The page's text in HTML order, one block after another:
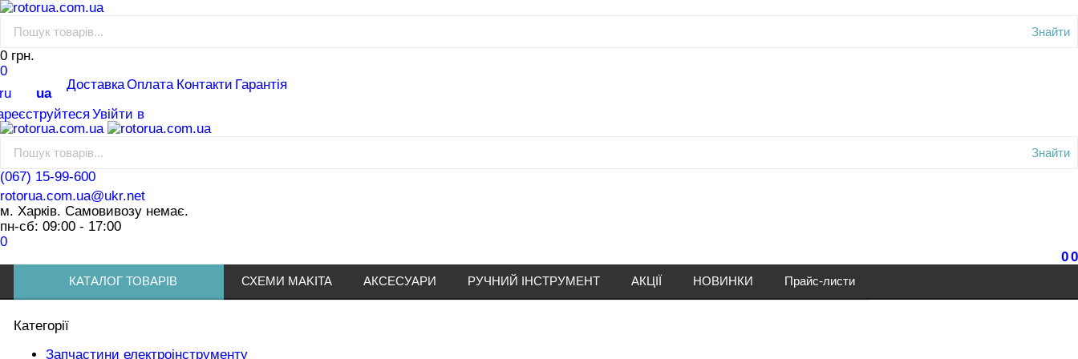
Знайти
0 грн.
0
ua
ДоставкаОплата Контакти Гарантія
Увійти в
Знайти
(067) 15-99-600
rotorua.com.ua@ukr.net
м. Харків. Самовивозу немає.
пн-сб: 09:00 - 17:00
0
00
КАТАЛОГ ТОВАРІВ СХЕМИ MAKITA АКСЕСУАРИ РУЧНИЙ ІНСТРУМЕНТ АКЦІЇ НОВИНКИ Прайс-листи
Категорії
Запчастини електроінструменту